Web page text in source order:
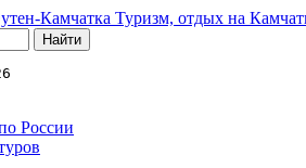
Туризм, отдых на
Найти
России